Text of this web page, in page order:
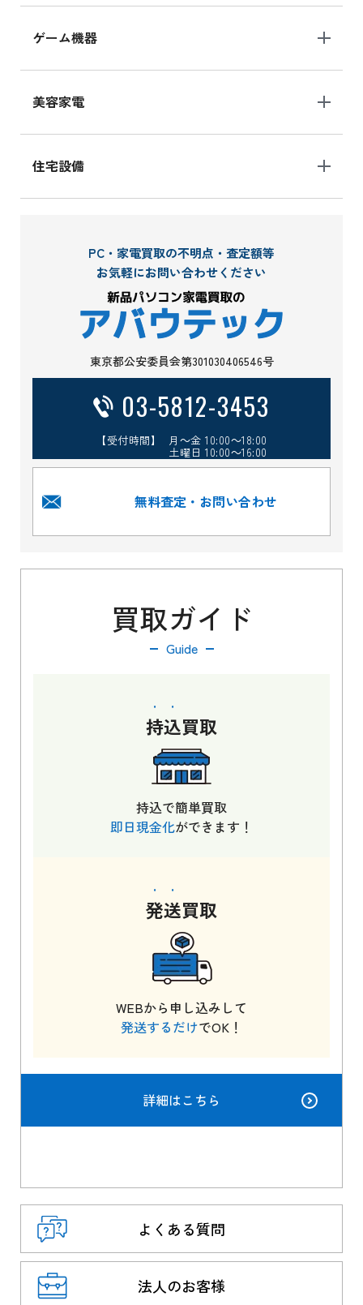
ゲーム機器
美容家電
住宅設備
PC・家電買取の不明点・査定額等
お気軽にお問い合わせください
東京都公安委員会第301030406546号
03-5812-3453
【受付時間】 月～金 10:00～18:00
土曜日 10:00～16:00
無料査定・お問い合わせ
買取ガイド
Guide
持込買取
持込で簡単買取
即日現金化ができます！
発送買取
WEBから申し込みして
発送するだけでOK！
詳細はこちら
よくある質問
法人のお客様